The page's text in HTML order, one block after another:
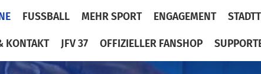
FUSSBALL MEHR SPORT ENGAGEMENT
KONTAKT JFV 37 OFFIZIELLER FANSHOP